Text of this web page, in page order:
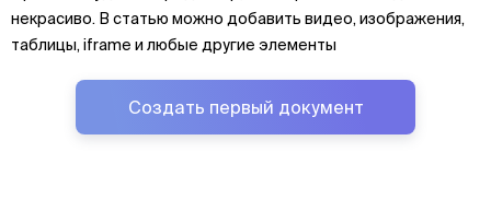
некрасиво. В статью можно добавить видео, изображения,
таблицы, iframe и любые другие элементы
Создать первый документ